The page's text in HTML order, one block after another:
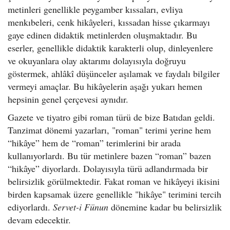
metinleri genellikle peygamber kıssaları, evliya
menkıbeleri, cenk hikâyeleri, kıssadan hisse çıkarmayı
gaye edinen didaktik metinlerden oluşmaktadır. Bu
eserler, genellikle didaktik karakterli olup, dinleyenlere
ve okuyanlara olay aktarımı dolayısıyla doğruyu
göstermek, ahlâkî düşünceler aşılamak ve faydalı bilgiler
vermeyi amaçlar. Bu hikâyelerin aşağı yukarı hemen
hepsinin genel çerçevesi aynıdır.
Gazete ve tiyatro gibi roman türü de bize Batıdan geldi.
Tanzimat dönemi yazarları, "roman" terimi yerine hem
“hikâye” hem de “roman” terimlerini bir arada
kullanıyorlardı. Bu tür metinlere bazen “roman” bazen
“hikâye” diyorlardı. Dolayısıyla türü adlandırmada bir
belirsizlik görülmektedir. Fakat roman ve hikâyeyi ikisini
birden kapsamak üzere genellikle "hikâye" terimini tercih
ediyorlardı. Servet-i Fünun dönemine kadar bu belirsizlik
devam edecektir.